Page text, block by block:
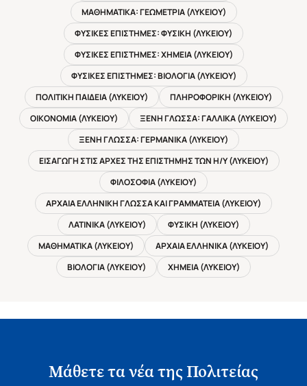
ΜΑΘΗΜΑΤΙΚΑ: ΓΕΩΜΕΤΡΙΑ (ΛΥΚΕΙΟΥ)
ΦΥΣΙΚΕΣ ΕΠΙΣΤΗΜΕΣ: ΦΥΣΙΚΗ (ΛΥΚΕΙΟΥ)
ΦΥΣΙΚΕΣ ΕΠΙΣΤΗΜΕΣ: ΧΗΜΕΙΑ (ΛΥΚΕΙΟΥ)
ΦΥΣΙΚΕΣ ΕΠΙΣΤΗΜΕΣ: ΒΙΟΛΟΓΙΑ (ΛΥΚΕΙΟΥ)
ΠΟΛΙΤΙΚΗ ΠΑΙΔΕΙΑ (ΛΥΚΕΙΟΥ)
ΠΛΗΡΟΦΟΡΙΚΗ (ΛΥΚΕΙΟΥ)
ΟΙΚΟΝΟΜΙΑ (ΛΥΚΕΙΟΥ)
ΞΕΝΗ ΓΛΩΣΣΑ: ΓΑΛΛΙΚΑ (ΛΥΚΕΙΟΥ)
ΞΕΝΗ ΓΛΩΣΣΑ: ΓΕΡΜΑΝΙΚΑ (ΛΥΚΕΙΟΥ)
ΕΙΣΑΓΩΓΗ ΣΤΙΣ ΑΡΧΕΣ ΤΗΣ ΕΠΙΣΤΗΜΗΣ ΤΩΝ Η/Υ (ΛΥΚΕΙΟΥ)
ΦΙΛΟΣΟΦΙΑ (ΛΥΚΕΙΟΥ)
ΑΡΧΑΙΑ ΕΛΛΗΝΙΚΗ ΓΛΩΣΣΑ ΚΑΙ ΓΡΑΜΜΑΤΕΙΑ (ΛΥΚΕΙΟΥ)
ΛΑΤΙΝΙΚΑ (ΛΥΚΕΙΟΥ)
ΦΥΣΙΚΗ (ΛΥΚΕΙΟΥ)
ΜΑΘΗΜΑΤΙΚΑ (ΛΥΚΕΙΟΥ)
ΑΡΧΑΙΑ ΕΛΛΗΝΙΚΑ (ΛΥΚΕΙΟΥ)
ΒΙΟΛΟΓΙΑ (ΛΥΚΕΙΟΥ)
ΧΗΜΕΙΑ (ΛΥΚΕΙΟΥ)
Μάθετε τα νέα της Πολιτείας